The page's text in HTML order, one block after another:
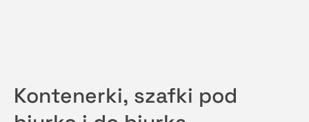
Kontenerki, szafki pod